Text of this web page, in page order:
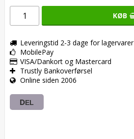
KØB
Leveringstid 2-3 dage for lagervarer
MobilePay
VISA/Dankort og Mastercard
Trustly Bankoverførsel
Online siden 2006
DEL